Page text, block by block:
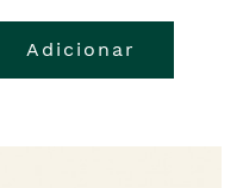
Adicionar